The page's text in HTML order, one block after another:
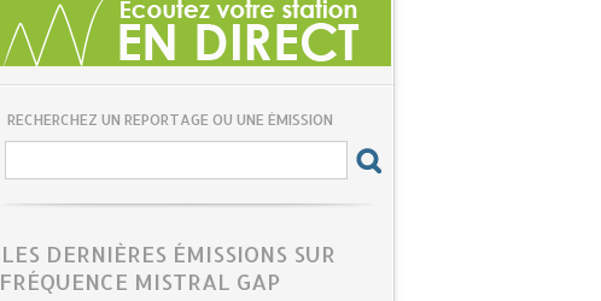
RECHERCHEZ UN REPORTAGE OU UNE ÉMISSION
LES DERNIÈRES ÉMISSIONS SUR
FRÉQUENCE MISTRAL GAP